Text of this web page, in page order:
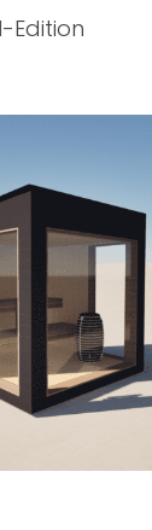
Tilføj Til Kurv
Edition